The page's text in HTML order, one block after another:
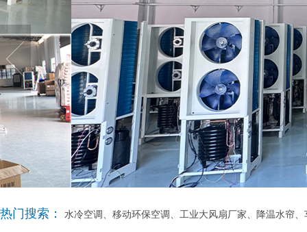
热门搜索： 水冷空调、移动环保空调、工业大风扇厂家、降温水帘